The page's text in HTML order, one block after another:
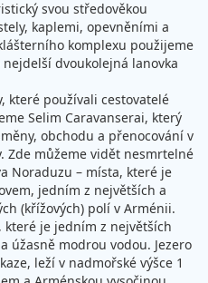
svou středověkou
kaplemi, opevněními a
komplexu použijeme
dvoukolejná lanovka
které používali cestovatelé
Selim Caravanserai, který
obchodu a přenocování v
Zde můžeme vidět nesmrtelné
Noraduzu – místa, které je
jedním z největších a
(křížových) polí v Arménii.
které je jedním z největších
úžasně modrou vodou. Jezero
leží v nadmořské výšce 1